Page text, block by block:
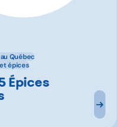
Québec
épices
Épices